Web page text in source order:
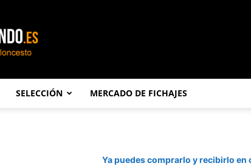
SELECCIÓN MERCADO DE FICHAJES
Ya puedes comprarlo y recibirlo en